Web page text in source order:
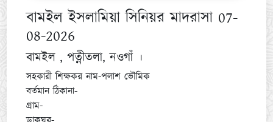
বামইল ইসলামিয়া সিনিয়র মাদরাসা 07-
08-2026
বামইল , পত্নীতলা, নওগাঁ ।
সহকারী শিক্ষকর নাম-পলাশ ভৌমিক
বর্তমান ঠিকানা-
গ্রাম-